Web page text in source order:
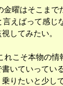
金曜はそこまで
えばって感じ
してみたい。
れこそ本物の情
書いていってい
りたいと少し